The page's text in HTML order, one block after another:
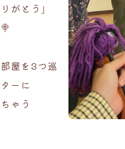
がとう」
屋を3つ巡
ーに
ゃう